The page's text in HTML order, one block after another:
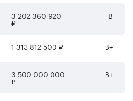
3 202 360 920
₽
B
1 313 812 500 ₽ B+
3 500 000 000
₽
B+